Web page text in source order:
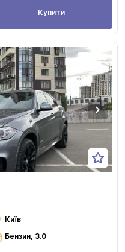
Купити
Київ
Бензин, 3.0